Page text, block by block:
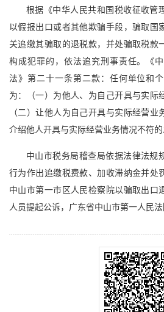
根据《中华人民共和国税收征收管
以假报出口或者其他欺骗手段，骗取国
关追缴其骗取的退税款，并处骗取税款
构成犯罪的，依法追究刑事责任。《
法》第二十一条第二款：任何单位和
为：（一）为他人、为自己开具与实际
（二）让他人为自己开具与实际经营业
介绍他人开具与实际经营业务情况不符的
中山市税务局稽查局依据法律法规
行为作出追缴税费款、加收滞纳金并处
中山市第一市区人民检察院以骗取出口
人员提起公诉，广东省中山市第一人民法